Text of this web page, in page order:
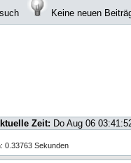
Keine neuen
Zeit: Do Aug 06
0.33763 Sekunden